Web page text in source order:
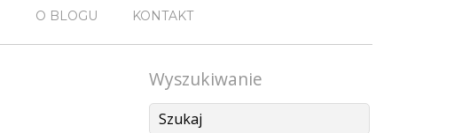
O BLOGU KONTAKT
Wyszukiwanie